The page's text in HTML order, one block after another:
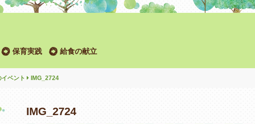
保育実践 給食の献立
ベント IMG_2724
IMG_2724